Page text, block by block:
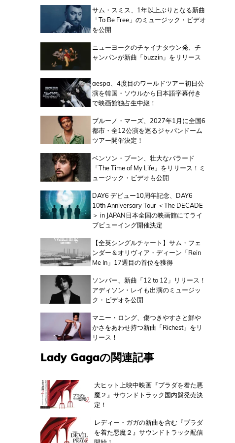
サム・スミス、1年以上ぶりとなる新曲
「To Be Free」のミュージック・ビデオ
を公開
ニューヨークのチャイナタウン発、チ
ャンパンが新曲「buzzin」をリリース
aespa、4度目のワールドツアー初日公
演を韓国・ソウルから日本語字幕付き
で映画館独占生中継！
ブルーノ・マーズ、2027年1月に全国6
都市・全12公演を巡るジャパンドーム
ツアー開催決定！
ベンソン・ブーン、壮大なバラード
「The Time of My Life」をリリース！ミ
ュージック・ビデオも公開
DAY6 デビュー10周年記念、DAY6
10th Anniversary Tour ＜The DECADE
＞ in JAPAN日本全国の映画館にてライ
ブビューイング開催決定
【全英シングルチャート】サム・フェ
ンダー＆オリヴィア・ディーン「Rein
Me In」17週目の首位を獲得
ソンバー、新曲「12 to 12」リリース！
アディソン・レイも出演のミュージッ
ク・ビデオを公開
マニー・ロング、傷つきやすさと鮮や
かさをあわせ持つ新曲「Richest」をリ
リース！
Lady Gagaの関連記事
大ヒット上映中映画『プラダを着た悪
魔２』サウンドトラック国内盤発売決
定！
レディー・ガガの新曲を含む『プラダ
を着た悪魔２』サウンドトラック配信